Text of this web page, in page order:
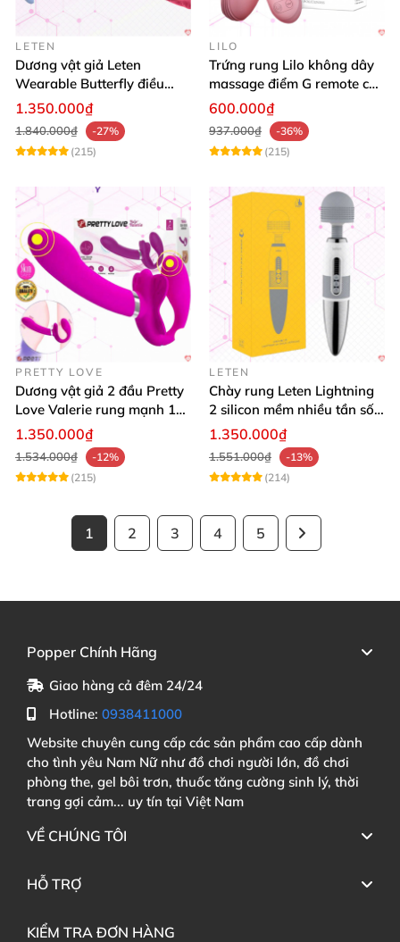
LETEN
Dương vật giả Leten
Wearable Butterfly điều
khiển app bluetooth 16 chế
1.350.000₫
1.840.000₫
-27%
(215)
LILO
Trứng rung Lilo không dây
massage điểm G remote cao
cấp USB
600.000₫
937.000₫
-36%
(215)
PRETTY LOVE
Dương vật giả 2 đầu Pretty
Love Valerie rung mạnh 12
chế độ cao cấp
1.350.000₫
1.534.000₫
-12%
(215)
LETEN
Chày rung Leten Lightning
2 silicon mềm nhiều tần số
rung phát nhiệt
1.350.000₫
1.551.000₫
-13%
(214)
1 2 3 4 5
Popper Chính Hãng
Giao hàng cả đêm 24/24
Hotline: 0938411000
Website chuyên cung cấp các sản phẩm cao cấp dành
cho tình yêu Nam Nữ như đồ chơi người lớn, đồ chơi
phòng the, gel bôi trơn, thuốc tăng cường sinh lý, thời
trang gợi cảm... uy tín tại Việt Nam
VỀ CHÚNG TÔI
HỖ TRỢ
KIỂM TRA ĐƠN HÀNG